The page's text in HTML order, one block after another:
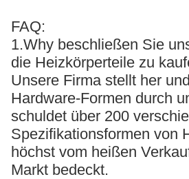
FAQ:
1.Why beschließen Sie
die Heizkörperteile zu
Unsere Firma stellt her
Hardware-Formen durch
schuldet über 200
Spezifikationsformen von
höchst vom heißen
Markt bedeckt.